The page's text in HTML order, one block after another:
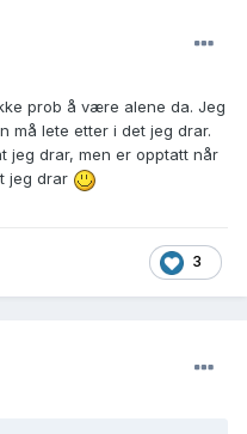
prob å være alene da. Jeg
må lete etter i det jeg drar.
jeg drar, men er opptatt når
jeg drar
3